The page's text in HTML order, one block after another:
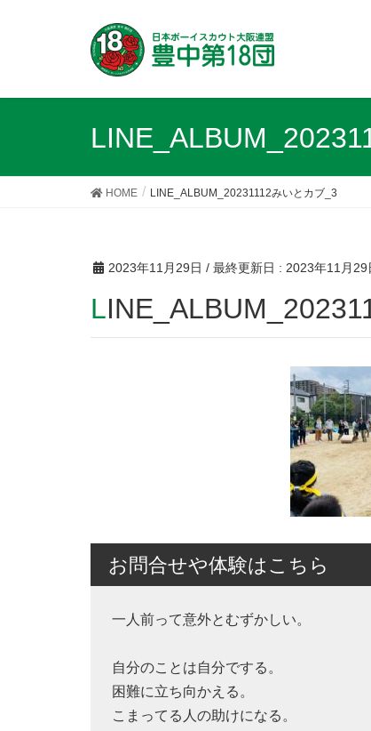
HOME LINE_ALBUM_20231112みいとカブ_3
2023年11月29日 / 最終更新日 : 2023年11月29
お問合せや体験はこちら
一人前って意外とむずかしい。
自分のことは自分でする。
困難に立ち向かえる。
こまってる人の助けになる。